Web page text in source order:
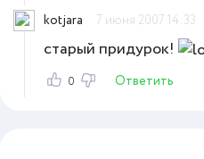
kotjara 7 июня 2007 14:33
старый придурок!
0 Ответить